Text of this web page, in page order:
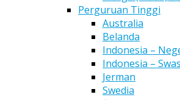
Perguruan Tinggi
Australia
Belanda
Indonesia –
Indonesia –
Jerman
Swedia